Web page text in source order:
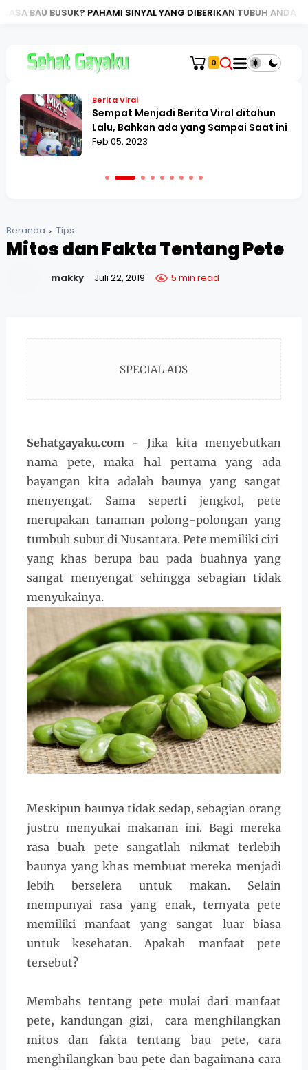
PAHAMI SINYAL YANG DIBERIKAN TUBUH ANDA PANDUAN
0
Berita Viral
Sempat Menjadi Berita Viral ditahun
Lalu, Bahkan ada yang Sampai Saat ini
Feb 05, 2023
Beranda Tips
Mitos dan Fakta Tentang Pete
makky Juli 22, 2019 5 min read
SPECIAL ADS
Sehatgayaku.com- Jika kita menyebutkan
nama pete, maka hal pertama yang ada
bayangan kita adalah baunya yang sangat
menyengat. Sama seperti jengkol, pete
merupakan tanaman polong-polongan yang
tumbuh subur di Nusantara. Pete memiliki ciri
yang khas berupa bau pada buahnya yang
sangat menyengat sehingga sebagian tidak
menyukainya.
Meskipun baunya tidak sedap, sebagian orang
justru menyukai makanan ini. Bagi mereka
rasa buah pete sangatlah nikmat terlebih
baunya yang khas membuat mereka menjadi
lebih berselera untuk makan. Selain
mempunyai rasa yang enak, ternyata pete
memiliki manfaat yang sangat luar biasa
untuk kesehatan. Apakah manfaat pete
tersebut?
Membahs tentang pete mulai dari manfaat
pete, kandungan gizi, cara menghilangkan
mitos dan fakta tentang bau pete, cara
menghilangkan bau pete dan bagaimana cara